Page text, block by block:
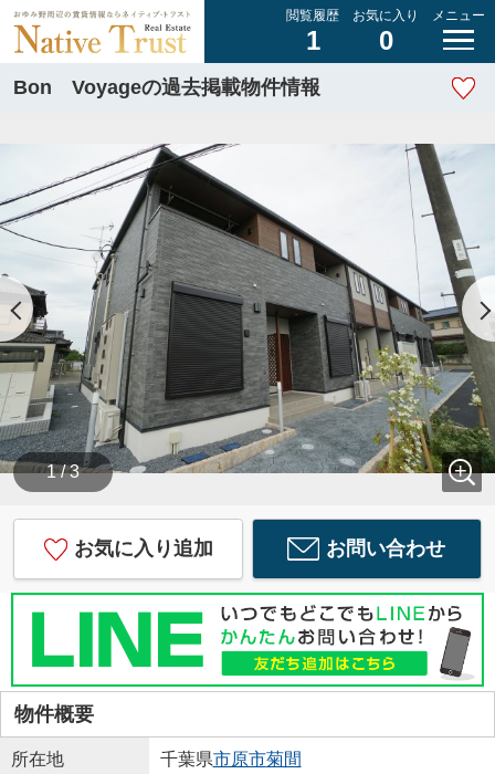
閲覧履歴
1
お気に入り
0
メニュー
Bon Voyageの過去掲載物件情報
1 / 3
お気に入り追加 お問い合わせ
物件概要
所在地 千葉県市原市菊間